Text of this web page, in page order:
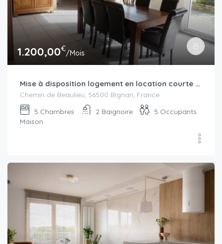
1.200,00€/Mois
Mise à disposition logement en location courte durée secteur Locminé à partir de septembre-octobre 2025 : bail civil ou bail mobilité
Chemin de Beaulieu, 56500 Bignan, France
5 Chambres 2 Baignoire 5 Occupants
Maison